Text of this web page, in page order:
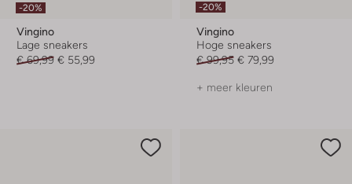
-20%
Vingino
Lage sneakers
€ 69,99 € 55,99
-20%
Vingino
Hoge sneakers
€ 99,95 € 79,99
+ meer kleuren